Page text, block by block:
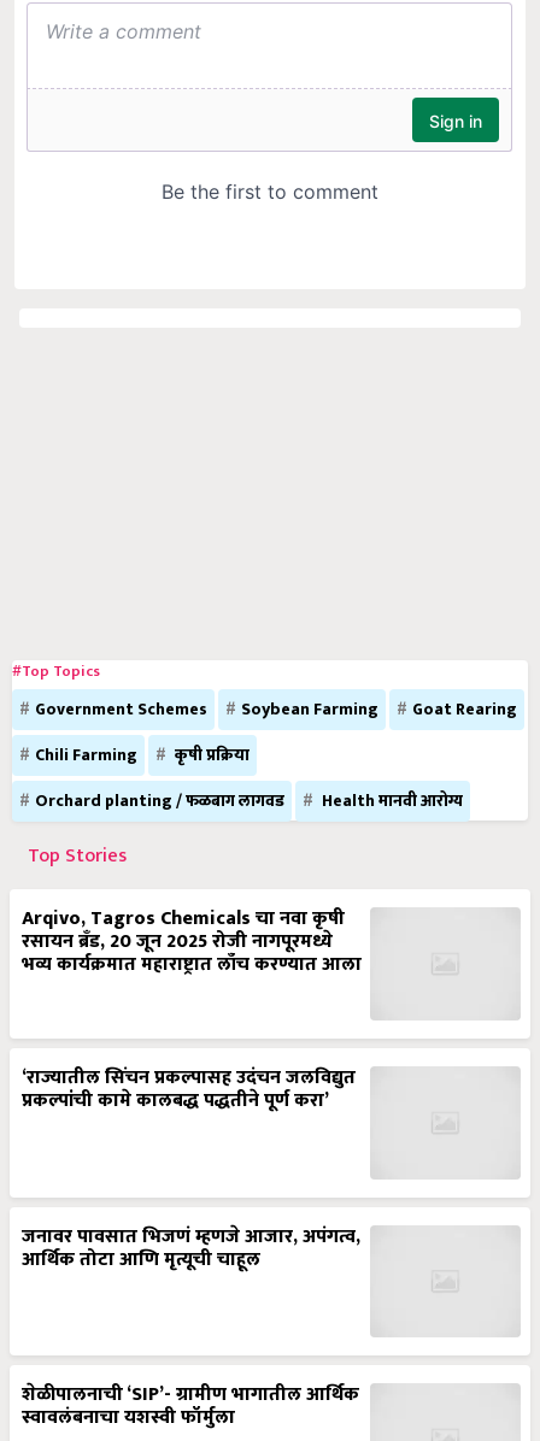
#Top Topics
Government Schemes Soybean Farming
Goat Rearing
Chili Farming
कृषी प्रक्रिया
Orchard planting / फळबाग लागवड
Health मानवी आरोग्य
Top Stories
Arqivo, Tagros Chemicals चा नवा कृषी
रसायन ब्रँड, 20 जून 2025 रोजी नागपूरमध्ये
भव्य कार्यक्रमात महाराष्ट्रात लाँच करण्यात आला
‘राज्यातील सिंचन प्रकल्पासह उदंचन जलविद्युत
प्रकल्पांची कामे कालबद्ध पद्धतीने पूर्ण करा’
जनावर पावसात भिजणं म्हणजे आजार, अपंगत्व,
आर्थिक तोटा आणि मृत्यूची चाहूल
शेळीपालनाची ‘SIP’- ग्रामीण भागातील आर्थिक
स्वावलंबनाचा यशस्वी फॉर्मुला